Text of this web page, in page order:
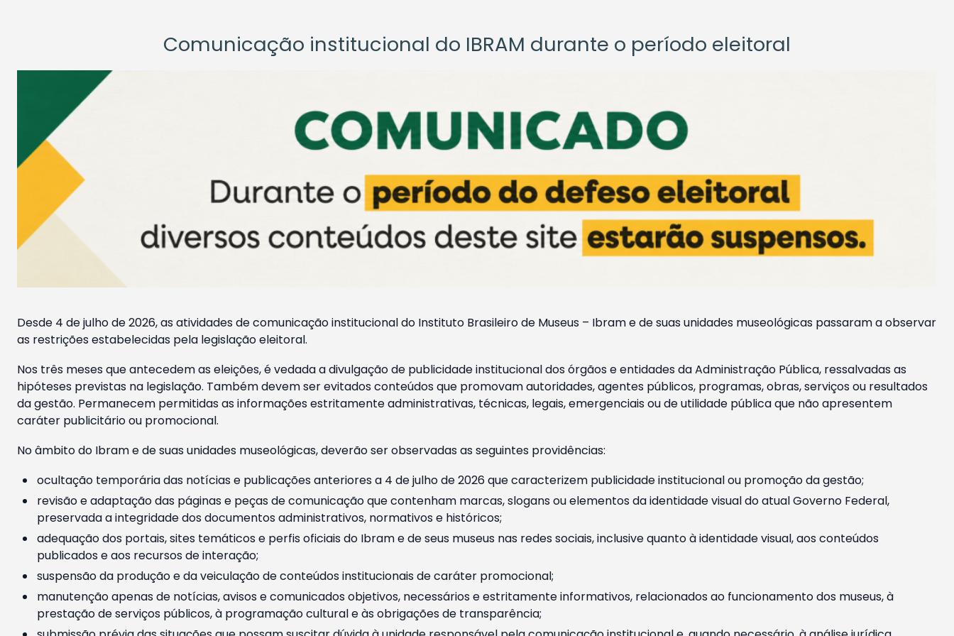
Comunicação institucional do IBRAM durante o período eleitoral
Desde 4 de julho de 2026, as atividades de comunicação institucional do Instituto Brasileiro de Museus – Ibram e de suas unidades museológicas passaram a observar
as restrições estabelecidas pela legislação eleitoral.
Nos três meses que antecedem as eleições, é vedada a divulgação de publicidade institucional dos órgãos e entidades da Administração Pública, ressalvadas as
hipóteses previstas na legislação. Também devem ser evitados conteúdos que promovam autoridades, agentes públicos, programas, obras, serviços ou resultados
da gestão. Permanecem permitidas as informações estritamente administrativas, técnicas, legais, emergenciais ou de utilidade pública que não apresentem
caráter publicitário ou promocional.
No âmbito do Ibram e de suas unidades museológicas, deverão ser observadas as seguintes providências:
ocultação temporária das notícias e publicações anteriores a 4 de julho de 2026 que caracterizem publicidade institucional ou promoção da gestão;
revisão e adaptação das páginas e peças de comunicação que contenham marcas, slogans ou elementos da identidade visual do atual Governo Federal,
preservada a integridade dos documentos administrativos, normativos e históricos;
adequação dos portais, sites temáticos e perfis oficiais do Ibram e de seus museus nas redes sociais, inclusive quanto à identidade visual, aos conteúdos
publicados e aos recursos de interação;
suspensão da produção e da veiculação de conteúdos institucionais de caráter promocional;
manutenção apenas de notícias, avisos e comunicados objetivos, necessários e estritamente informativos, relacionados ao funcionamento dos museus, à
prestação de serviços públicos, à programação cultural e às obrigações de transparência;